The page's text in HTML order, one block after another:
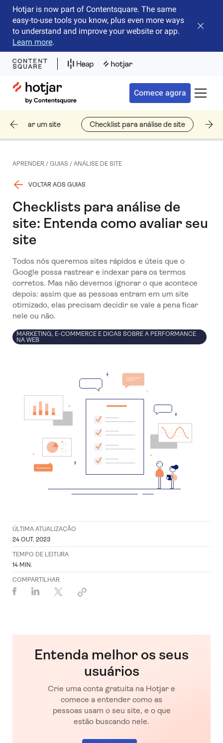
Hotjar is now part of Contentsquare. The same
easy-to-use tools you know, plus even more ways
to understand and improve your website or app.
Learn more.
Fechar
Hotjar Logo
Comece agora
analisar um site Checklist para análise de site
APRENDER/ GUIAS / ANÁLISE DE SITE
VOLTAR AOS GUIAS
Checklists para análise de
site: Entenda como avaliar seu
site
Todos nós queremos sites rápidos e úteis que o
Google possa rastrear e indexar para os termos
corretos. Mas não devemos ignorar o que acontece
depois: assim que as pessoas entram em um site
otimizado, elas precisam decidir se vale a pena ficar
nele ou não.
MARKETING, E-COMMERCE E DICAS SOBRE A PERFORMANCE
NA WEB
ÚLTIMA ATUALIZAÇÃO
24 OUT. 2023
TEMPO DE LEITURA
14 MIN.
COMPARTILHAR
Entenda melhor os seus
usuários
Crie uma conta gratuita na Hotjar e
comece a entender como as
pessoas usam o seu site, e o que
estão buscando nele.